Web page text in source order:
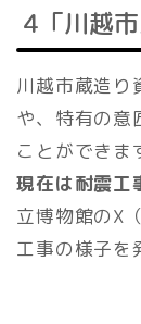
4「川越
川越市蔵造り
や、特有の意
ことができま
現在は耐震工
立博物館のX
工事の様子を